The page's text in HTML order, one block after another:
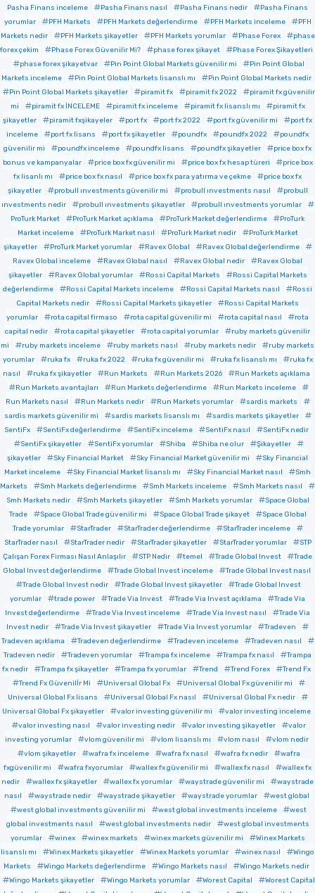
Pasha Finans inceleme
Pasha Finans nasıl Pasha Finans nedir
Pasha Finans
yorumlar
PFH Markets PFH Markets değerlendirme PFH Markets inceleme
PFH
Markets nedir
PFH Markets şikayetler PFH Markets yorumlar Phase Forex
phase
forex çekim
Phase Forex Güvenilir Mi? phase forex şikayet
Phase Forex Şikayetleri
phase forex şikayetvar
Pin Point Global Markets güvenilir mi
Pin Point Global
Markets inceleme
Pin Point Global Markets lisanslı mı
Pin Point Global Markets nedir
Pin Point Global Markets şikayetler
piramit fx piramit fx 2022
piramit fx güvenilir
mi
piramit fx İNCELEME piramit fx inceleme piramit fx lisanslı mı
piramit fx
şikayetler
piramit fxşikayeler port fx port fx 2022 port fx güvenilir mi
port fx
inceleme
port fx lisans port fx şikayetler poundfx poundfx 2022
poundfx
güvenilir mi
poundfx inceleme poundfx lisans poundfx şikayetler
price box fx
bonus ve kampanyalar
price box fx güvenilir mi price box fx hesap türeri
price box
fx lisanlı mı
price box fx nasıl price box fx para yatırma ve çekme
price box fx
şikayetler
probull ınvestments güvenilir mi probull ınvestments nasıl
probull
ınvestments nedir
probull ınvestments şikayetler
probull ınvestments yorumlar
ProTurk Market
ProTurk Market açıklama ProTurk Market değerlendirme
ProTurk
Market inceleme
ProTurk Market nasıl ProTurk Market nedir
ProTurk Market
şikayetler
ProTurk Market yorumlar Ravex Global
Ravex Global değerlendirme
Ravex Global inceleme
Ravex Global nasıl Ravex Global nedir
Ravex Global
şikayetler
Ravex Global yorumlar Rossi Capital Markets
Rossi Capital Markets
değerlendirme
Rossi Capital Markets inceleme Rossi Capital Markets nasıl
Rossi
Capital Markets nedir
Rossi Capital Markets şikayetler
Rossi Capital Markets
yorumlar
rota capital firmaso rota capital güvenilir mi rota capital nasıl
rota
capital nedir
rota capital şikayetler rota capital yorumlar
ruby markets güvenilir
mi
ruby markets inceleme ruby markets nasıl ruby markets nedir
ruby markets
yorumlar
ruka fx ruka fx 2022 ruka fx güvenilir mi ruka fx lisanslı mı
ruka fx
nasıl
ruka fx şikayetler Run Markets Run Markets 2026
Run Markets açıklama
Run Markets avantajları
Run Markets değerlendirme
Run Markets inceleme
Run Markets nasıl
Run Markets nedir Run Markets yorumlar
sardis markets
sardis markets güvenilir mi
sardis markets lisanslı mı
sardis markets şikayetler
SentiFx
SentiFx değerlendirme SentiFx inceleme SentiFx nasıl
SentiFx nedir
SentiFx şikayetler
SentiFx yorumlar Shiba Shiba ne olur
Şikayetler
şikayetler
Sky Financial Market Sky Financial Market güvenilir mi
Sky Financial
Market inceleme
Sky Financial Market lisanslı mı Sky Financial Market nasıl
Smh
Markets
Smh Markets değerlendirme Smh Markets inceleme
Smh Markets nasıl
Smh Markets nedir
Smh Markets şikayetler Smh Markets yorumlar
Space Global
Trade
Space Global Trade güvenilir mi Space Global Trade şikayet
Space Global
Trade yorumlar
StarTrader StarTrader değerlendirme
StarTrader inceleme
StarTrader nasıl
StarTrader nedir StarTrader şikayetler StarTrader yorumlar
STP
Çalışan Forex Firması Nasıl Anlaşılır
STP Nedir temel Trade Global Invest
Trade
Global Invest değerlendirme
Trade Global Invest inceleme
Trade Global Invest nasıl
Trade Global Invest nedir
Trade Global Invest şikayetler
Trade Global Invest
yorumlar
trade power Trade Via Invest Trade Via Invest açıklama
Trade Via
Invest değerlendirme
Trade Via Invest inceleme Trade Via Invest nasıl
Trade Via
Invest nedir
Trade Via Invest şikayetler Trade Via Invest yorumlar
Tradeven
Tradeven açıklama
Tradeven değerlendirme Tradeven inceleme
Tradeven nasıl
Tradeven nedir
Tradeven yorumlar Trampa fx inceleme Trampa fx nasıl
Trampa
fx nedir
Trampa fx şikayetler Trampa fx yorumlar Trend Trend Forex
Trend Fx
Trend Fx Güvenilİr Mi
Universal Global Fx
Universal Global Fx güvenilir mi
Universal Global Fx lisans
Universal Global Fx nasıl
Universal Global Fx nedir
Universal Global Fx şikayetler
valor investing güvenilir mi
valor investing inceleme
valor investing nasıl
valor investing nedir valor investing şikayetler
valor
investing yorumlar
vlom güvenilir mi vlom lisanslı mı vlom nasıl
vlom nedir
vlom şikayetler
wafra fx inceleme wafra fx nasıl wafra fx nedir
wafra
fxgüvenilir mi
wafra fxyorumlar wallex fx güvenilir mi wallex fx nasıl
wallex fx
nedir
wallex fx şikayetler wallex fx yorumlar waystrade güvenilir mi
waystrade
nasıl
waystrade nedir waystrade şikayetler waystrade yorumlar
west global
west global investments güvenilir mi
west global investments inceleme
west
global investments nasıl
west global investments nedir
west global investments
yorumlar
winex winex markets winex markets güvenilir mi
Winex Markets
lisanslı mı
Winex Markets şikayetler Winex Markets yorumlar winex nasıl
Wingo
Markets
Wingo Markets değerlendirme Wingo Markets nasıl
Wingo Markets nedir
Wingo Markets şikayetler
Wingo Markets yorumlar Worest Capital
Worest Capital